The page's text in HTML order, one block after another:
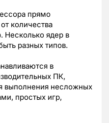
прямо
количества
Несколько ядер в
разных типов.
в
ПК,
выполнения несложных
простых игр,